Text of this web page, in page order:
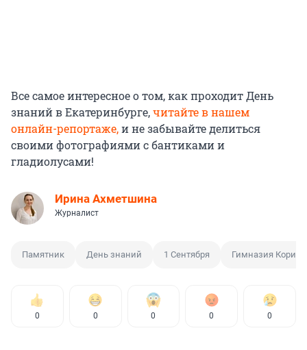
Все самое интересное о том, как проходит День
знаний в Екатеринбурге,читайте в нашем
онлайн-репортаже,и не забывайте делиться
своими фотографиями с бантиками и
гладиолусами!
Ирина Ахметшина
Журналист
Памятник День знаний 1 Сентября Гимназия
0 0 0 0 0